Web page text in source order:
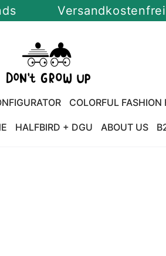
Versandkostenfrei ab
COLORFUL FASHION
HALFBIRD + DGU ABOUT US